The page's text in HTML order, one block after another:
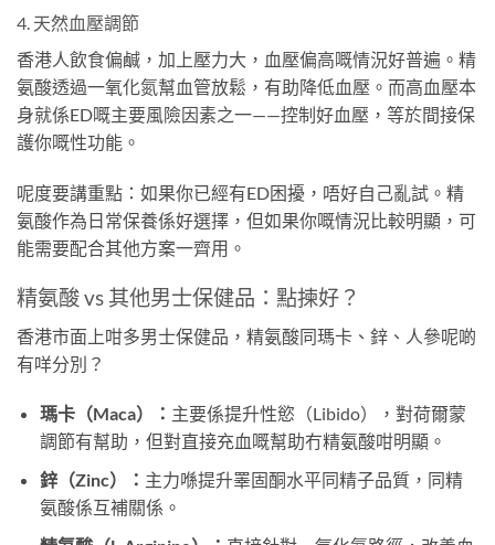
4. 天然血壓調節
香港人飲食偏鹹，加上壓力大，血壓偏高嘅情況好普遍。精
氨酸透過一氧化氮幫血管放鬆，有助降低血壓。而高血壓本
身就係ED嘅主要風險因素之一——控制好血壓，等於間接保
護你嘅性功能。
呢度要講重點：如果你已經有ED困擾，唔好自己亂試。精
氨酸作為日常保養係好選擇，但如果你嘅情況比較明顯，可
能需要配合其他方案一齊用。
精氨酸 vs 其他男士保健品：點揀好？
香港市面上咁多男士保健品，精氨酸同瑪卡、鋅、人參呢啲
有咩分別？
瑪卡（Maca）： 主要係提升性慾（Libido），對荷爾蒙
調節有幫助，但對直接充血嘅幫助冇精氨酸咁明顯。
鋅（Zinc）： 主力喺提升睪固酮水平同精子品質，同精
氨酸係互補關係。